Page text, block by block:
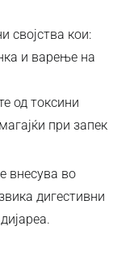
својства кои:
и варење на
од токсини
при запек
внесува во
дигестивни